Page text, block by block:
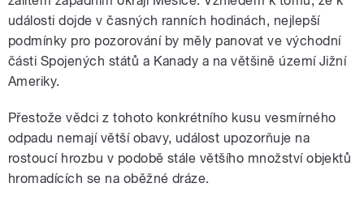
události dojde v časných ranních hodinách, nejlepší
podmínky pro pozorování by měly panovat ve východní
části Spojených států a Kanady a na většině území Jižní
Ameriky.
Přestože vědci z tohoto konkrétního kusu vesmírného
odpadu nemají větší obavy, událost upozorňuje na
rostoucí hrozbu v podobě stále většího množství objektů
hromadících se na oběžné dráze.